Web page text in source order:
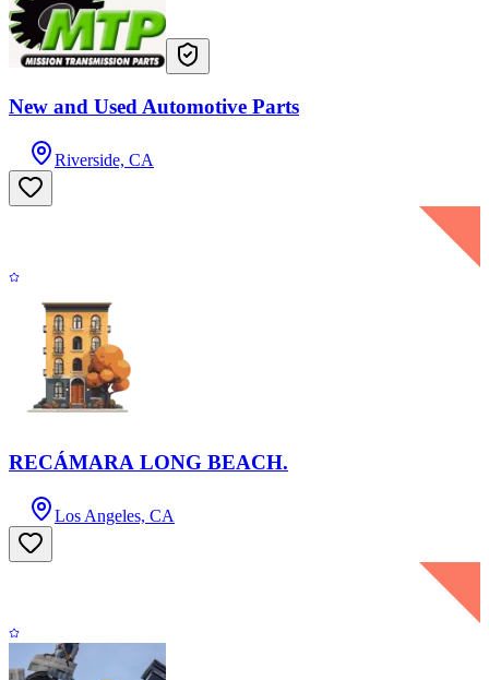
New and Used Automotive Parts
Riverside, CA
RECÁMARA LONG BEACH.
Los Angeles, CA